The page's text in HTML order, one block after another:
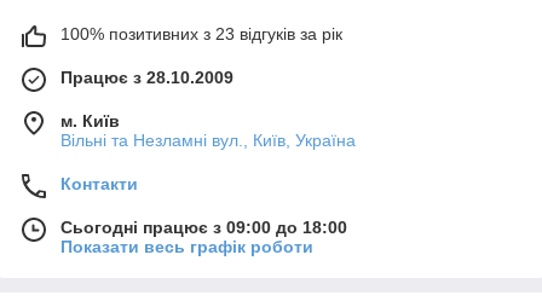
100% позитивних з 23 відгуків за рік
Працює з 28.10.2009
м. Київ
Вільні та Незламні вул., Київ, Україна
Контакти
Сьогодні працює з 09:00 до 18:00
Показати весь графік роботи